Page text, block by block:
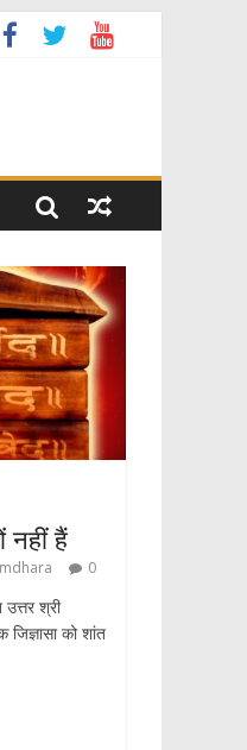
नहीं हैं
0
उत्तर श्री
को शांत